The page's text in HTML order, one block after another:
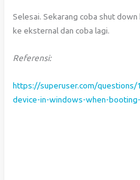
Selesai. Sekarang coba shut
ke eksternal dan coba lagi.
Referensi:
https://superuser.com/
device-in-windows-when-